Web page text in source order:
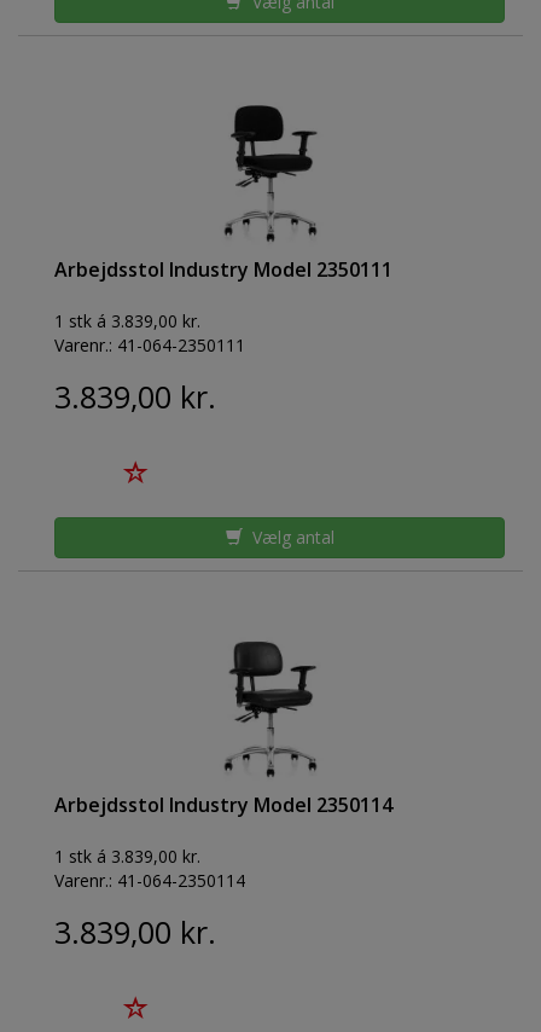
Arbejdsstol Industry Model 2350111
1 stk á 3.839,00 kr.
Varenr.: 41-064-2350111
3.839,00 kr.
Vælg antal
Arbejdsstol Industry Model 2350114
1 stk á 3.839,00 kr.
Varenr.: 41-064-2350114
3.839,00 kr.